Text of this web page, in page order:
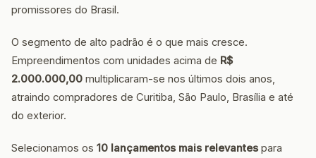
promissores do Brasil.
O segmento de alto padrão é o que mais cresce.
Empreendimentos com unidades acima de R$
2.000.000,00 multiplicaram-se nos últimos dois anos,
atraindo compradores de Curitiba, São Paulo, Brasília e até
do exterior.
Selecionamos os 10 lançamentos mais relevantespara